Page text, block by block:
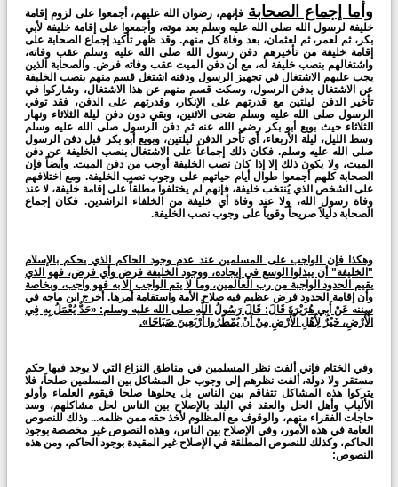
وأما إجماع الصحابة فإنهم، رضوان الله عليهم، أجمعوا على لزوم إقامة
خليفة لرسول الله صلى الله عليه وسلم بعد موته، وأجمعوا على إقامة خليفة لأبي
بكر، ثم لعمر، ثم لعثمان، بعد وفاة كل منهم. وقد ظهر تأكيد إجماع الصحابة على
إقامة خليفة من تأخيرهم دفن رسول الله صلى الله عليه وسلم عقب وفاته،
واشتغالهم بنصب خليفة له، مع أن دفن الميت عقب وفاته فرض. والصحابة الذين
يجب عليهم الاشتغال في تجهيز الرسول ودفنه اشتغل قسم منهم بنصب الخليفة
عن الاشتغال بدفن الرسول، وسكت قسم منهم عن هذا الاشتغال، وشاركوا في
تأخير الدفن ليلتين مع قدرتهم على الإنكار، وقدرتهم على الدفن، فقد توفي
الرسول صلى الله عليه وسلم ضحى الاثنين، وبقي دون دفن ليلة الثلاثاء ونهار
الثلاثاء حيث بويع أبو بكر رضي الله عنه ثم دفن الرسول صلى الله عليه وسلم
وسط الليل، ليلة الأربعاء، أي تأخر الدفن ليلتين، وبويع أبو بكر قبل دفن الرسول
صلى الله عليه وسلم. فكان ذلك إجماعاً على الاشتغال بنصب الخليفة عن دفن
الميت، ولا يكون ذلك إلا إذا كان نصب الخليفة أوجب من دفن الميت. وأيضاً فإن
الصحابة كلهم أجمعوا طوال أيام حياتهم على وجوب نصب الخليفة. ومع اختلافهم
على الشخص الذي يُنتخب خليفة، فإنهم لم يختلفوا مطلقاً على إقامة خليفة، لا عند
وفاة رسول الله، ولا عند وفاة أي خليفة من الخلفاء الراشدين. فكان إجماع
الصحابة دليلاً صريحاً وقوياً على وجوب نصب الخليفة.
وهكذا فإن الواجب على المسلمين عند عدم وجود الحاكم الذي يحكم بالإسلام
"الخليفة" أن يبذلوا الوسع في إيجاده، ووجود الخليفة فرض وأي فرض، فهو الذي
يقيم الحدود الواجبة من رب العالمين، وما لا يتم الواجب إلا به فهو واجب، وبخاصة
وأن إقامة الحدود فرض عظيم فيه صلاح الأمة واستقامة أمرها. أخرج ابن ماجه في
سننه عَنْ أَبِي هُرَيْرَةَ قَالَ: قَالَ رَسُولُ اللَّهِ صلى الله عليه وسلم: «حَدٌّ يُعْمَلُ بِهِ فِي
الْأَرْضِ، خَيْرٌ لِأَهْلِ الْأَرْضِ مِنْ أَنْ يُمْطَرُوا أَرْبَعِينَ صَبَاحًا».
وفي الختام فإني ألفت نظر المسلمين في مناطق النزاع التي لا يوجد فيها حكم
مستقر ولا دولة، ألفت نظرهم إلى وجوب حل المشاكل بين المسلمين صلحاً، فلا
يتركوا هذه المشاكل تتفاقم بين الناس بل يحلوها صلحا فيقوم العلماء وأولو
الألباب وأهل الحل والعقد في البلد بالإصلاح بين الناس لحل مشاكلهم، وسد
حاجات الفقراء منهم، والوقوف مع المظلوم لأخذ حقه ممن ظلمه... وذلك للنصوص
العامة في هذه الأمور، وفي الإصلاح بين الناس، وهذه النصوص غير مخصصة بوجود
الحاكم، وكذلك للنصوص المطلقة في الإصلاح غير المقيدة بوجود الحاكم، ومن هذه
النصوص: